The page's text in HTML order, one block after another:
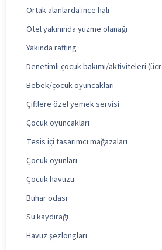
Ortak alanlarda ince halı
Otel yakınında yüzme olanağı
Yakında rafting
Denetimli çocuk bakımı/aktiviteleri
Bebek/çocuk oyuncakları
Çiftlere özel yemek servisi
Çocuk oyuncakları
Tesis içi tasarımcı mağazaları
Çocuk oyunları
Çocuk havuzu
Buhar odası
Su kaydırağı
Havuz şezlongları